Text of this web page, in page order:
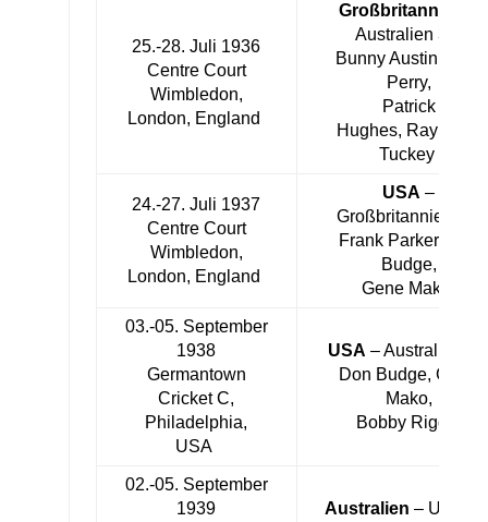
25.-28. Juli 1936
Centre Court
Wimbledon,
London, England
Großbritannien
Australien 3:2
Bunny Austin, Fred
Perry,
Patrick
Hughes, Raymond
Tuckey
24.-27. Juli 1937
Centre Court
Wimbledon,
London, England
USA –
Großbritannien 4:1
Frank Parker, Don
Budge,
Gene Mako
03.-05. September
1938
Germantown
Cricket C,
Philadelphia,
USA
USA – Australien
Don Budge, Gene
Mako,
Bobby Riggs
02.-05. September
1939
Australien – USA